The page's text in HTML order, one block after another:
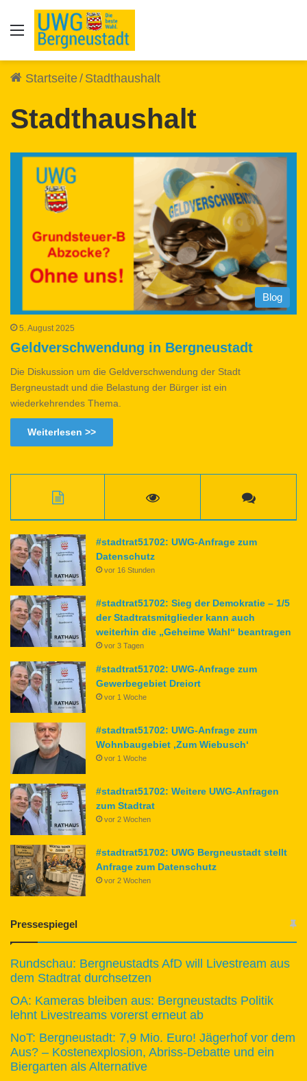
Auswahl
Startseite/ Stadthaushalt
Stadthaushalt
Blog
5. August 2025
Geldverschwendung in Bergneustadt
Die Diskussion um die Geldverschwendung der Stadt
Bergneustadt und die Belastung der Bürger ist ein
wiederkehrendes Thema.
Weiterlesen >>
#stadtrat51702: UWG-Anfrage zum
Datenschutz
vor 16 Stunden
#stadtrat51702: Sieg der Demokratie – 1/5
der Stadtratsmitglieder kann auch
weiterhin die „Geheime Wahl“ beantragen
vor 3 Tagen
#stadtrat51702: UWG-Anfrage zum
Gewerbegebiet Dreiort
vor 1 Woche
#stadtrat51702: UWG-Anfrage zum
Wohnbaugebiet ‚Zum Wiebusch‘
vor 1 Woche
#stadtrat51702: Weitere UWG-Anfragen
zum Stadtrat
vor 2 Wochen
#stadtrat51702: UWG Bergneustadt stellt
Anfrage zum Datenschutz
vor 2 Wochen
Pressespiegel
Rundschau: Bergneustadts AfD will Livestream aus
dem Stadtrat durchsetzen
OA: Kameras bleiben aus: Bergneustadts Politik
lehnt Livestreams vorerst erneut ab
NoT: Bergneustadt: 7,9 Mio. Euro! Jägerhof vor dem
Aus? – Kostenexplosion, Abriss-Debatte und ein
Biergarten als Alternative